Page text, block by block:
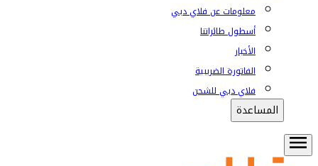
معلومات عن فلاي دبي
أسطول طائراتنا
الأخبار
الفاتورة الضريبية
فلاي دبي للشحن
المساعدة